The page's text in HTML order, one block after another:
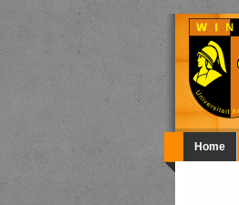
Overslaan en naar de inhoud gaan
Home